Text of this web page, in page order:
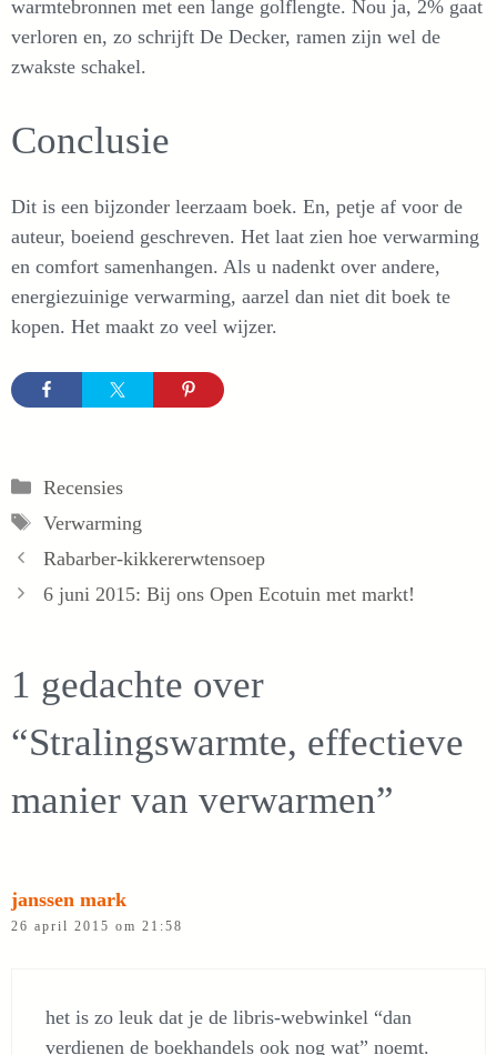
warmtebronnen met een lange golflengte. Nou ja, 2% gaat
verloren en, zo schrijft De Decker, ramen zijn wel de
zwakste schakel.
Conclusie
Dit is een bijzonder leerzaam boek. En, petje af voor de
auteur, boeiend geschreven. Het laat zien hoe verwarming
en comfort samenhangen. Als u nadenkt over andere,
energiezuinige verwarming, aarzel dan niet dit boek te
kopen. Het maakt zo veel wijzer.
Categorieën
Recensies
Tags
Verwarming
Rabarber-kikkererwtensoep
6 juni 2015: Bij ons Open Ecotuin met markt!
1 gedachte over
“Stralingswarmte, effectieve
manier van verwarmen”
janssen mark
26 april 2015 om 21:58
het is zo leuk dat je de libris-webwinkel “dan
verdienen de boekhandels ook nog wat” noemt.